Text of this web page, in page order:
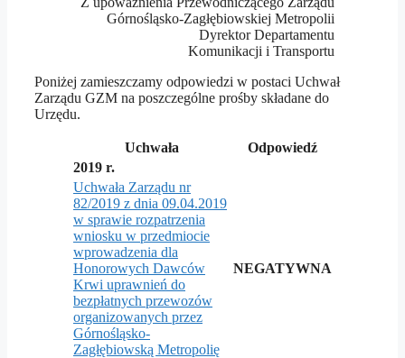
Górnośląsko-Zagłębiowskiej Metropolii
Dyrektor Departamentu
Komunikacji i Transportu
Poniżej zamieszczamy odpowiedzi w postaci Uchwał
Zarządu GZM na poszczególne prośby składane do
Urzędu.
Uchwała
Odpowiedź
2019 r.
Uchwała Zarządu nr
82/2019 z dnia 09.04.2019
w sprawie rozpatrzenia
wniosku w przedmiocie
wprowadzenia dla
Honorowych Dawców
Krwi uprawnień do
bezpłatnych przewozów
organizowanych przez
Górnośląsko-
Zagłębiowską Metropolię
NEGATYWNA